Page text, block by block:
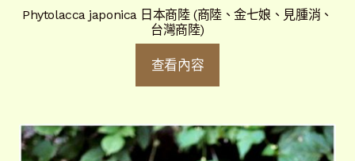
Phytolacca japonica 日本商陸 (商陸、金七娘、見腫消、
台灣商陸)
查看內容